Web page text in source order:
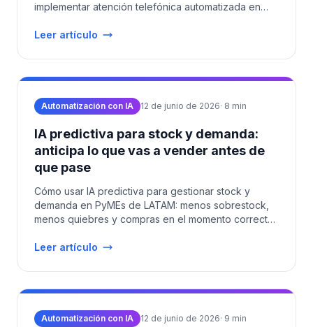
implementar atención telefónica automatizada en
Leer artículo
Automatización con IA 12 de junio de 2026· 8 min
IA predictiva para stock y demanda:
anticipa lo que vas a vender antes de
que pase
Cómo usar IA predictiva para gestionar stock y
demanda en PyMEs de LATAM: menos sobrestock,
menos quiebres y compras en el momento correcto.
Leer artículo
Automatización con IA 12 de junio de 2026· 9 min